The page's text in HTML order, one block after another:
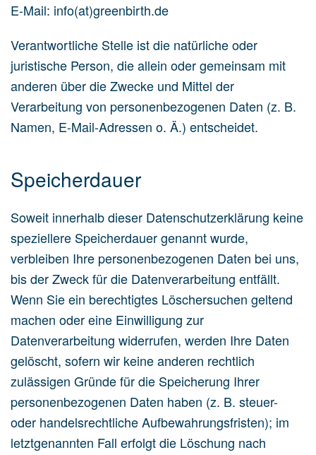
E-Mail: info(at)greenbirth.de
Verantwortliche Stelle ist die natürliche oder
juristische Person, die allein oder gemeinsam mit
anderen über die Zwecke und Mittel der
Verarbeitung von personenbezogenen Daten (z. B.
Namen, E-Mail-Adressen o. Ä.) entscheidet.
Speicherdauer
Soweit innerhalb dieser Datenschutzerklärung keine
speziellere Speicherdauer genannt wurde,
verbleiben Ihre personenbezogenen Daten bei uns,
bis der Zweck für die Datenverarbeitung entfällt.
Wenn Sie ein berechtigtes Löschersuchen geltend
machen oder eine Einwilligung zur
Datenverarbeitung widerrufen, werden Ihre Daten
gelöscht, sofern wir keine anderen rechtlich
zulässigen Gründe für die Speicherung Ihrer
personenbezogenen Daten haben (z. B. steuer-
oder handelsrechtliche Aufbewahrungsfristen); im
letztgenannten Fall erfolgt die Löschung nach